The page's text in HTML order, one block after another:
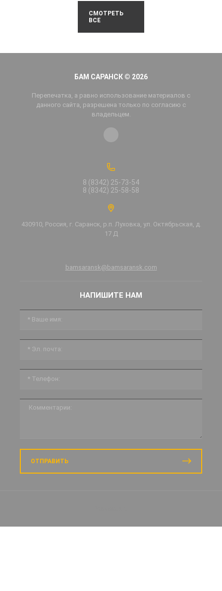
СМОТРЕТЬ
ВСЕ
БАМ САРАНСК © 2026
Перепечатка, а равно использование материалов с
данного сайта, разрешена только по согласию с
владельцем.
8 (8342) 25-73-54
8 (8342) 25-58-58
430910, Россия, г. Саранск, р.п. Луховка, ул. Октябрьская, д.
17 Д
bamsaransk@bamsaransk.com
НАПИШИТЕ НАМ
ОТПРАВИТЬ